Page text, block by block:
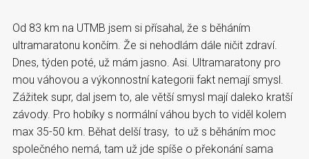
Od 83 km na UTMB jsem si přísahal, že s běháním
ultramaratonu končím. Že si nehodlám dále ničit zdraví.
Dnes, týden poté, už mám jasno. Asi. Ultramaratony pro
mou váhovou a výkonnostní kategorii fakt nemají smysl.
Zážitek supr, dal jsem to, ale větší smysl mají daleko kratší
závody. Pro hobíky s normální váhou bych to viděl kolem
max 35-50 km. Běhat delší trasy, to už s běháním moc
společného nemá, tam už jde spíše o překonání sama